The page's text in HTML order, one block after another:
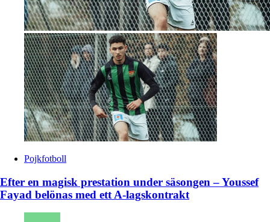
Pojkfotboll
Efter en magisk prestation under säsongen – Youssef
Fayad belönas med ett A-lagskontrakt